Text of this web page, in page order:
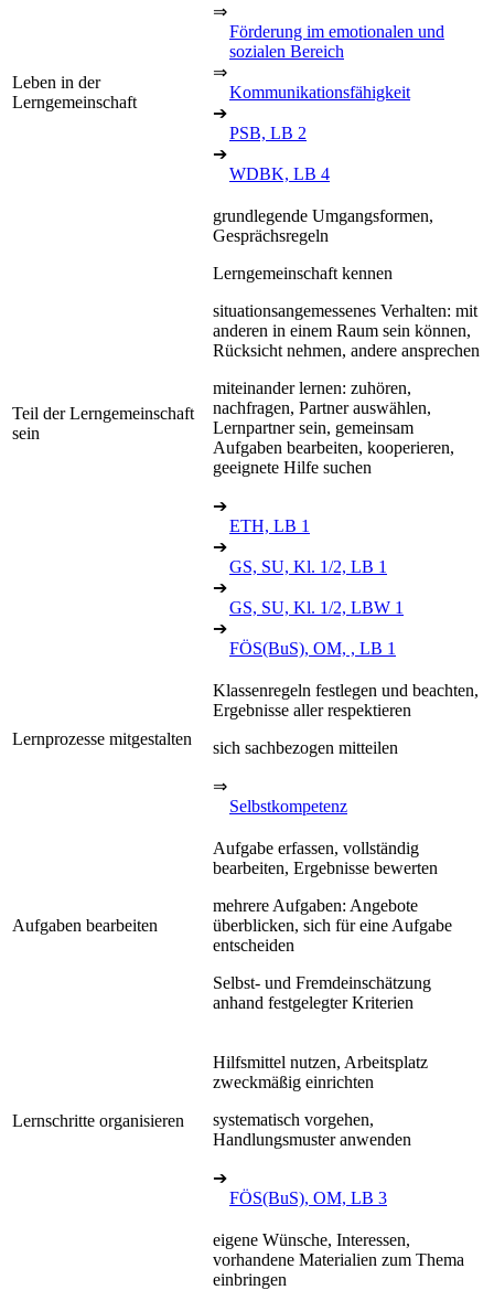
Leben in der
Lerngemeinschaft
⇒
Förderung im emotionalen und
sozialen Bereich
⇒
Kommunikationsfähigkeit
➔
PSB, LB 2
➔
WDBK, LB 4
Teil der Lerngemeinschaft
sein
grundlegende Umgangsformen,
Gesprächsregeln
Lerngemeinschaft kennen
situationsangemessenes Verhalten: mit
anderen in einem Raum sein können,
Rücksicht nehmen, andere ansprechen
miteinander lernen: zuhören,
nachfragen, Partner auswählen,
Lernpartner sein, gemeinsam
Aufgaben bearbeiten, kooperieren,
geeignete Hilfe suchen
➔
ETH, LB 1
➔
GS, SU, Kl. 1/2, LB 1
➔
GS, SU, Kl. 1/2, LBW 1
➔
FÖS(BuS), OM, , LB 1
Lernprozesse mitgestalten
Klassenregeln festlegen und beachten,
Ergebnisse aller respektieren
sich sachbezogen mitteilen
⇒
Selbstkompetenz
Aufgaben bearbeiten
Aufgabe erfassen, vollständig
bearbeiten, Ergebnisse bewerten
mehrere Aufgaben: Angebote
überblicken, sich für eine Aufgabe
entscheiden
Selbst- und Fremdeinschätzung
anhand festgelegter Kriterien
Lernschritte organisieren
Hilfsmittel nutzen, Arbeitsplatz
zweckmäßig einrichten
systematisch vorgehen,
Handlungsmuster anwenden
➔
FÖS(BuS), OM, LB 3
eigene Wünsche, Interessen,
vorhandene Materialien zum Thema
einbringen